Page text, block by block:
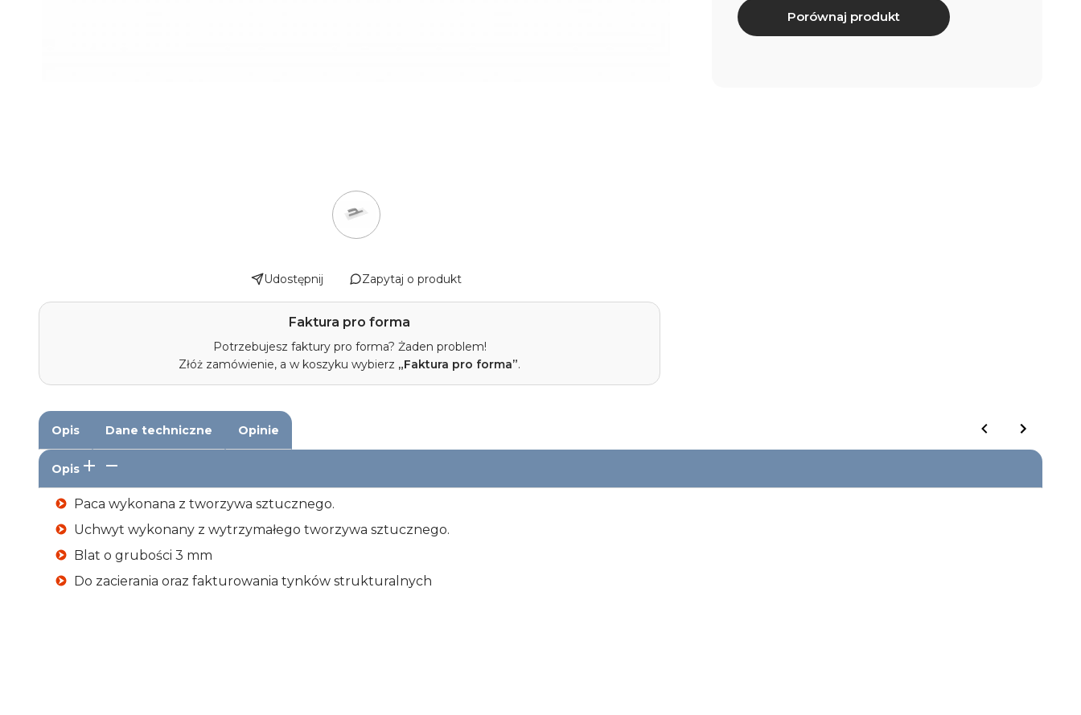
Udostępnij Zapytaj o produkt
Faktura pro forma
Potrzebujesz faktury pro forma? Żaden problem!
Złóż zamówienie, a w koszyku wybierz „Faktura pro forma”.
Porównaj produkt
Opis Dane techniczne Opinie
Opis
Paca wykonana z tworzywa sztucznego.
Uchwyt wykonany z wytrzymałego tworzywa sztucznego.
Blat o grubości 3 mm
Do zacierania oraz fakturowania tynków strukturalnych